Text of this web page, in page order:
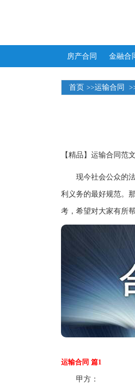
房产合同 金融合
首页 >>运输合同
【精品】运输合同范
现今社会公众的法
利义务的最好规范。
考，希望对大家有所帮
运输合同 篇1
甲方：